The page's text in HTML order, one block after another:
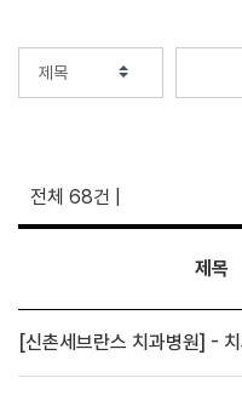
전체 68건
제목